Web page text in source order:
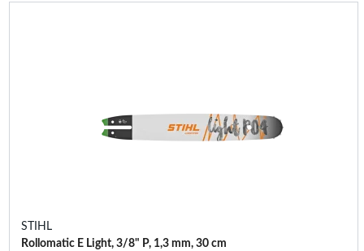
STIHL
Rollomatic E Light, 3/8" P, 1,3 mm, 30 cm